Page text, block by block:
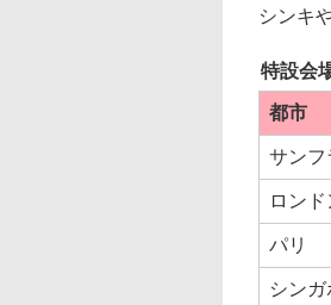
シンキ
特設会
都市
サンフ
ロンド
パリ
シン